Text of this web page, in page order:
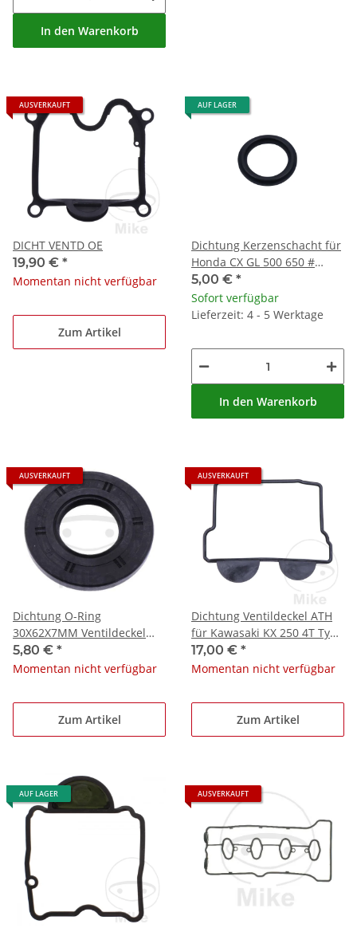
In den Warenkorb
AUSVERKAUFT
DICHT VENTD OE
19,90 € *
Momentan nicht verfügbar
Zum Artikel
AUF LAGER
Dichtung Kerzenschacht für
Honda CX GL 500 650 #
12329-415-000
5,00 € *
Sofort verfügbar
Lieferzeit: 4 - 5 Werktage
In den Warenkorb
AUSVERKAUFT
Dichtung O-Ring
30X62X7MM Ventildeckel
ATH
5,80 € *
Momentan nicht verfügbar
Zum Artikel
AUSVERKAUFT
Dichtung Ventildeckel ATH
für Kawasaki KX 250 4T Typ
KX252BBA Code BLF # 2020
17,00 € *
Momentan nicht verfügbar
Zum Artikel
AUF LAGER AUSVERKAUFT